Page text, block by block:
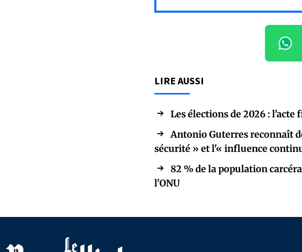
LIRE AUSSI
Les élections de 2026 :
Antonio Guterres reconnaît
sécurité » et l'« influence
82 % de la population
l'ONU